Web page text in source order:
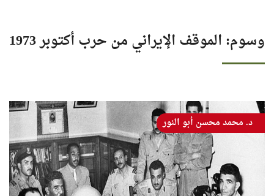
وسوم: الموقف الإيراني من حرب أكتوبر 1973
د. محمد محسن أبو النور